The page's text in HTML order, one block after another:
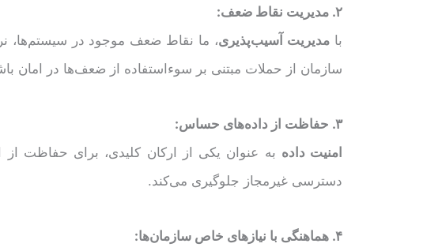
۲. مدیریت نقاط ضعف:
با مدیریت آسیب‌پذیری، ما نقاط ضعف موجود در سیستم‌ها،
سازمان از حملات مبتنی بر سوءاستفاده از ضعف‌ها در امان
۳. حفاظت از داده‌های حساس:
امنیت داده به عنوان یکی از ارکان کلیدی، برای
دسترسی غیرمجاز جلوگیری می‌کند.
۴. هماهنگی با نیازهای خاص سازمان‌ها: